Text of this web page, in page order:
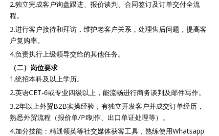
2.独立完成客户询盘跟进、报价谈判、合同签订及订单交付全流
程。
3.进行客户接待和拜访，维护老客户关系，处理售后问题，提高客
户复购率。
4.负责执行上级领导交给的其他任务。
（二）岗位要求
1.统招本科及以上学历。
2.英语CET-6或专业四级以上，能流畅进行商务谈判及邮件写作。
3.2年以上外贸B2B实操经验，有独立开发客户并成交订单经历，
熟悉外贸流程（报价单/PI制作、出口单证处理等）。
4.加分技能：精通领英等社交媒体获客工具，熟练使用Whatsapp